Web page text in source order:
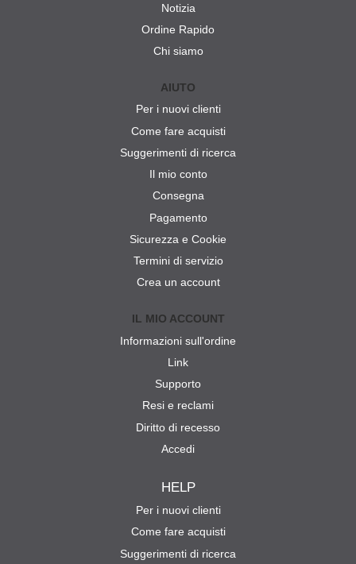
Notizia
Ordine Rapido
Chi siamo
AIUTO
Per i nuovi clienti
Come fare acquisti
Suggerimenti di ricerca
Il mio conto
Consegna
Pagamento
Sicurezza e Cookie
Termini di servizio
Crea un account
IL MIO ACCOUNT
Informazioni sull'ordine
Link
Supporto
Resi e reclami
Diritto di recesso
Accedi
HELP
Per i nuovi clienti
Come fare acquisti
Suggerimenti di ricerca